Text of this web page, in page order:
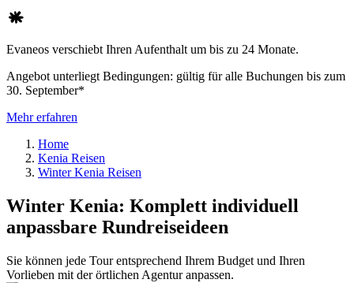
Evaneos verschiebt Ihren Aufenthalt um bis zu 24 Monate.
Angebot unterliegt Bedingungen: gültig für alle Buchungen bis zum
30. September*
Mehr erfahren
Home
Kenia Reisen
Winter Kenia Reisen
Winter Kenia: Komplett individuell
anpassbare Rundreiseideen
Sie können jede Tour entsprechend Ihrem Budget und Ihren
Vorlieben mit der örtlichen Agentur anpassen.